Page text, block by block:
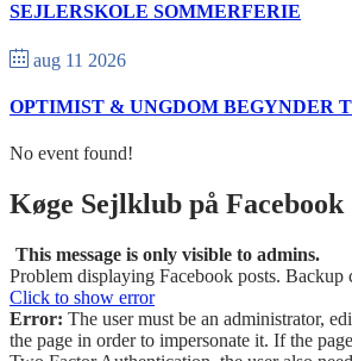
SEJLERSKOLE SOMMERFERIE
aug 11 2026
OPTIMIST & UNGDOM BEGYNDER
No event found!
Køge Sejlklub på Facebook
This message is only visible to admins.
Problem displaying Facebook posts. Backup
Click to show error
Error: The user must be an administrator,
the page in order to impersonate it. If the